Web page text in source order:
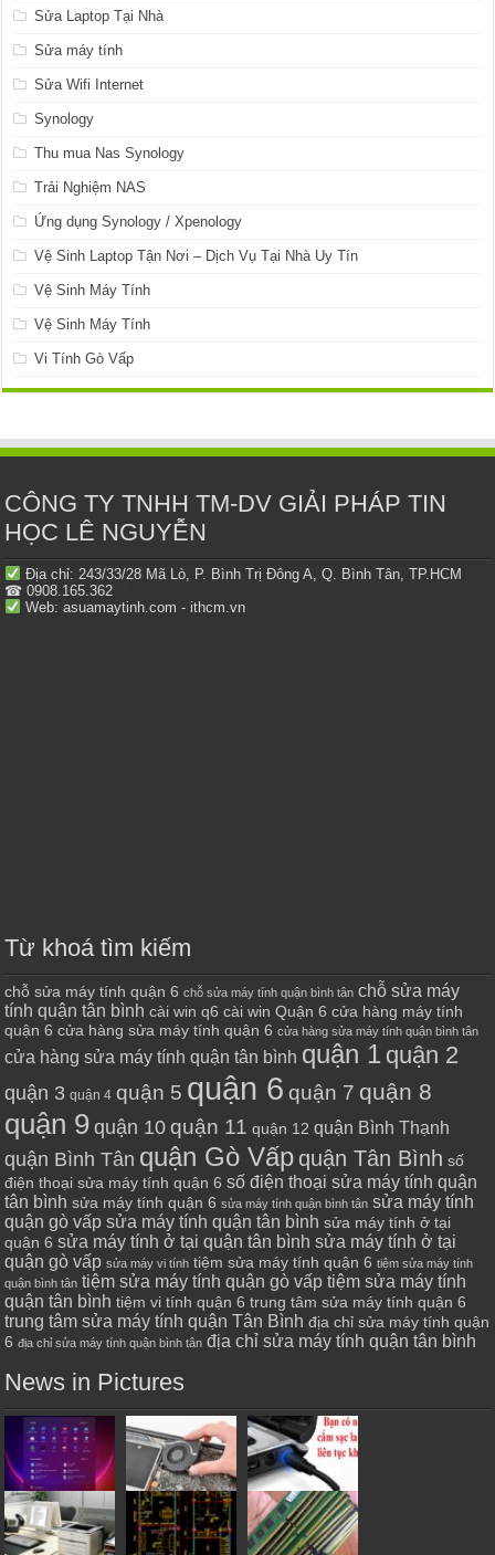
Sửa Laptop Tại Nhà
Sửa máy tính
Sửa Wifi Internet
Synology
Thu mua Nas Synology
Trải Nghiệm NAS
Ứng dụng Synology / Xpenology
Vệ Sinh Laptop Tận Nơi – Dịch Vụ Tại Nhà Uy Tín
Vệ Sinh Máy Tính
Vệ Sinh Máy Tính
Vi Tính Gò Vấp
CÔNG TY TNHH TM-DV GIẢI PHÁP TIN
HỌC LÊ NGUYỄN
Địa chỉ: 243/33/28 Mã Lò, P. Bình Trị Đông A, Q. Bình Tân, TP.HCM
☎ 0908.165.362
Web: asuamaytinh.com - ithcm.vn
Từ khoá tìm kiếm
chỗ sửa máy tính quận 6 chỗ sửa máy tính quận bình tân chỗ sửa máy
tính quận tân bình cài win q6 cài win Quận 6 cửa hàng máy tính
quận 6 cửa hàng sửa máy tính quận 6 cửa hàng sửa máy tính quận bình tân
cửa hàng sửa máy tính quận tân bình quận 1 quận 2
quận 3 quận 4 quận 5 quận 6 quận 7 quận 8
quận 9 quận 10 quận 11 quận 12 quận Bình Thạnh
quận Bình Tân quận Gò Vấp quận Tân Bình số
điện thoại sửa máy tính quận 6 số điện thoại sửa máy tính quận
tân bình sửa máy tính quận 6 sửa máy tính quận bình tân sửa máy tính
quận gò vấp sửa máy tính quận tân bình sửa máy tính ở tại
quận 6 sửa máy tính ở tại quận tân bình sửa máy tính ở tại
quận gò vấp sửa máy vi tính tiệm sửa máy tính quận 6 tiệm sửa máy tính
quận bình tân tiệm sửa máy tính quận gò vấp tiệm sửa máy tính
quận tân bình tiệm vi tính quận 6 trung tâm sửa máy tính quận 6
trung tâm sửa máy tính quận Tân Bình địa chỉ sửa máy tính quận
6 địa chỉ sửa máy tính quận bình tân địa chỉ sửa máy tính quận tân bình
News in Pictures